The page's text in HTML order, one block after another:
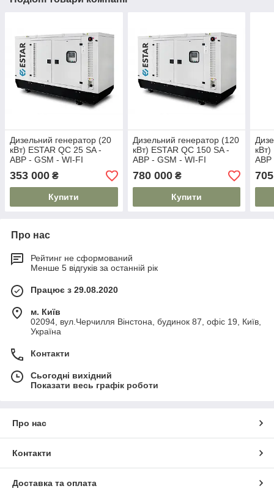
Дизельний генератор (20
кВт) ESTAR QC 25 SA -
АВР - GSM - WI-FI
353 000 ₴
Купити
Дизельний генератор (120
кВт) ESTAR QC 150 SA -
АВР - GSM - WI-FI
780 000₴
Купити
АВР
Про нас
Рейтинг не сформований
Менше 5 відгуків за останній рік
Працює з 29.08.2020
м. Київ
02094, вул.Черчилля Вінстона, будинок 87, офіс 19, Київ,
Україна
Контакти
Сьогодні вихідний
Показати весь графік роботи
Про нас
Контакти
Доставка та оплата